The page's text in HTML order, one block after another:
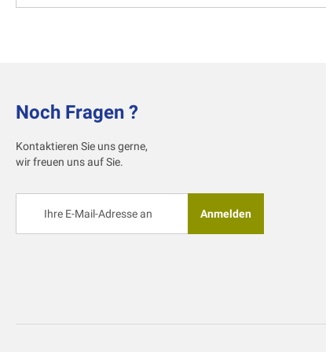
Noch Fragen ?
Kontaktieren Sie uns gerne,
wir freuen uns auf Sie.
sich
Anmelden